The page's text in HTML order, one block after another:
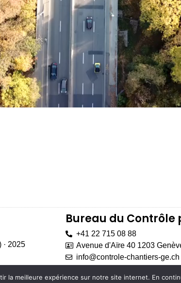
2025
Bureau du
+41 22 715 08 88
Avenue d'Aïre 40 1203
info@controle-chantiers-ge.ch
la meilleure expérience sur notre site internet. En